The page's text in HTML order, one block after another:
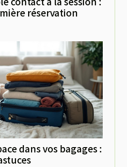
réservation
dans vos bagages :